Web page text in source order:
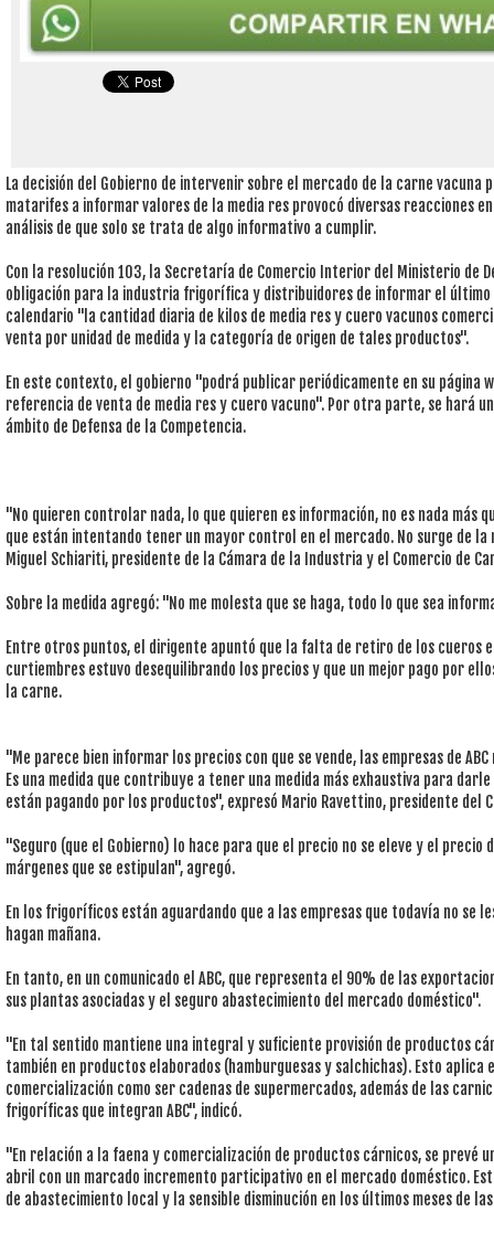
La decisión del Gobierno de intervenir sobre el mercado de la carne
matarifes a informar valores de la media res provocó diversas reacciones
análisis de que solo se trata de algo informativo a cumplir.
Con la resolución 103, la Secretaría de Comercio Interior del Ministerio de
obligación para la industria frigorífica y distribuidores de informar el último
calendario "la cantidad diaria de kilos de media res y cuero vacunos
venta por unidad de medida y la categoría de origen de tales productos".
En este contexto, el gobierno "podrá publicar periódicamente en su página
referencia de venta de media res y cuero vacuno". Por otra parte, se hará
ámbito de Defensa de la Competencia.
"No quieren controlar nada, lo que quieren es información, no es nada más
que están intentando tener un mayor control en el mercado. No surge de
Miguel Schiariti, presidente de la Cámara de la Industria y el Comercio de
Sobre la medida agregó: "No me molesta que se haga, todo lo que sea
Entre otros puntos, el dirigente apuntó que la falta de retiro de los cueros
curtiembres estuvo desequilibrando los precios y que un mejor pago por
la carne.
"Me parece bien informar los precios con que se vende, las empresas de
Es una medida que contribuye a tener una medida más exhaustiva para
están pagando por los productos", expresó Mario Ravettino, presidente del
"Seguro (que el Gobierno) lo hace para que el precio no se eleve y el precio
márgenes que se estipulan", agregó.
En los frigoríficos están aguardando que a las empresas que todavía no se
hagan mañana.
En tanto, en un comunicado el ABC, que representa el 90% de las
sus plantas asociadas y el seguro abastecimiento del mercado doméstico".
"En tal sentido mantiene una integral y suficiente provisión de productos
también en productos elaborados (hamburguesas y salchichas). Esto aplica
comercialización como ser cadenas de supermercados, además de las
frigoríficas que integran ABC", indicó.
"En relación a la faena y comercialización de productos cárnicos, se prevé
abril con un marcado incremento participativo en el mercado doméstico.
de abastecimiento local y la sensible disminución en los últimos meses de